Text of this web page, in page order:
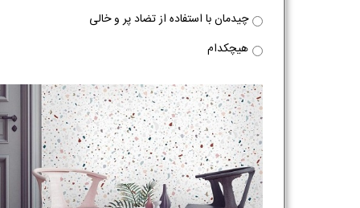
چیدمان با استفاده از تضاد پر و خالی
هیچکدام